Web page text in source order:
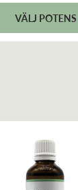
VÄLJ POTENS